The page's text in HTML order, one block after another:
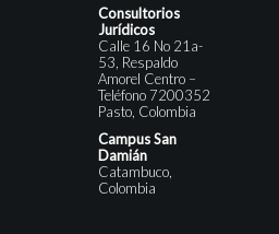
Consultorios
Jurídicos
Calle 16 No 21a-
53, Respaldo
Amorel Centro –
Teléfono 7200352
Pasto, Colombia
Campus San
Damián
Catambuco,
Colombia